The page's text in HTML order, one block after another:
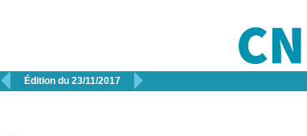
 Édition du 23/11/2017 